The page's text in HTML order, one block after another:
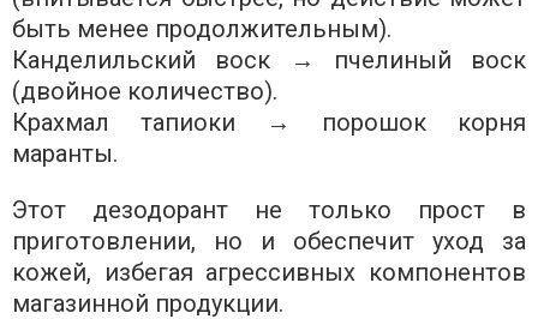
быть менее продолжительным).
Канделильский воск → пчелиный воск
(двойное количество).
Крахмал тапиоки → порошок корня
маранты.
Этот дезодорант не только прост в
приготовлении, но и обеспечит уход за
кожей, избегая агрессивных компонентов
магазинной продукции.